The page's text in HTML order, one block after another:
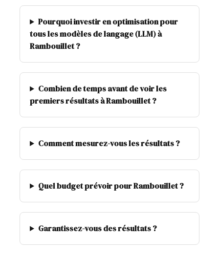
Pourquoi investir en optimisation pour
tous les modèles de langage (LLM) à
Rambouillet ?
Combien de temps avant de voir les
premiers résultats à Rambouillet ?
Comment mesurez-vous les résultats ?
Quel budget prévoir pour Rambouillet ?
Garantissez-vous des résultats ?